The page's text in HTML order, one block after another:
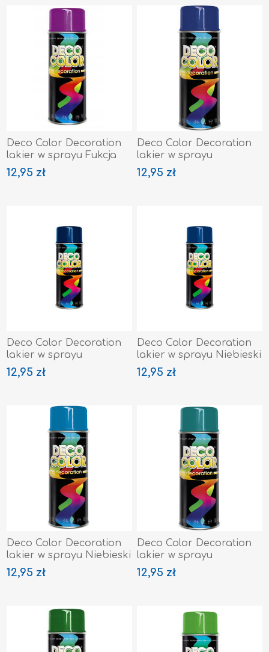
Deco Color Decoration
lakier w sprayu Fukcja
Ral 4006
12,95 zł
Deco Color Decoration
lakier w sprayu
Granatowy Ral 5002
12,95 zł
Deco Color Decoration
lakier w sprayu
Szafirowy Ral 5003
12,95 zł
Deco Color Decoration
lakier w sprayu Niebieski
Ciemny Ral 5010
12,95 zł
Deco Color Decoration
lakier w sprayu Niebieski
Ral 5015
12,95 zł
Deco Color Decoration
lakier w sprayu
Turkusowy Ral 5021
12,95 zł